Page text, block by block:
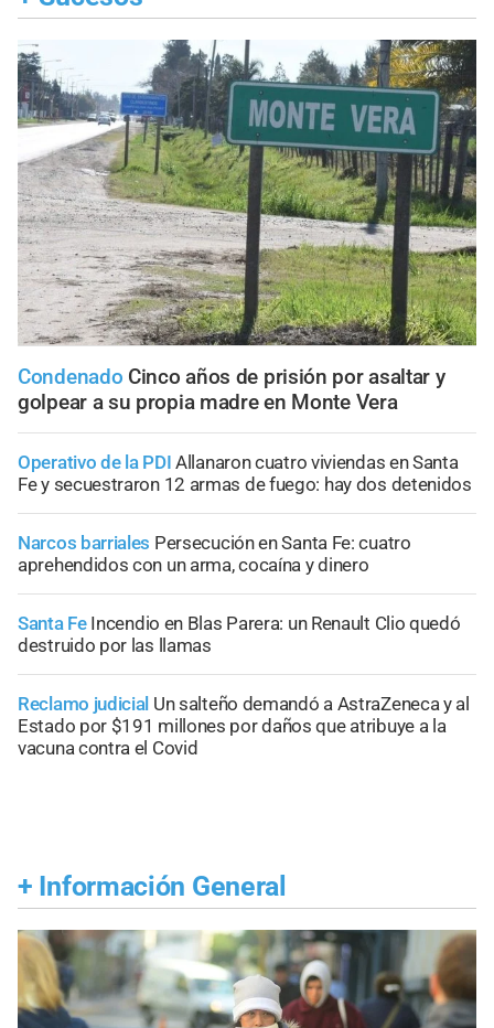
Condenado Cinco años de prisión por asaltar y
golpear a su propia madre en Monte Vera
Operativo de la PDI Allanaron cuatro viviendas en Santa
Fe y secuestraron 12 armas de fuego: hay dos detenidos
Narcos barriales Persecución en Santa Fe: cuatro
aprehendidos con un arma, cocaína y dinero
Santa Fe Incendio en Blas Parera: un Renault Clio quedó
destruido por las llamas
Reclamo judicial Un salteño demandó a AstraZeneca y al
Estado por $191 millones por daños que atribuye a la
vacuna contra el Covid
+ Información General